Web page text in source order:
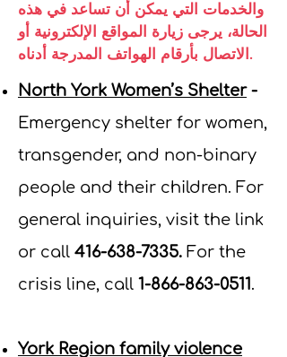
والخدمات التي يمكن أن تساعد في هذه
الحالة، يرجى زيارة المواقع الإلكترونية أو
الاتصال بأرقام الهواتف المدرجة أدناه.
North York Women’s Shelter-
Emergency shelter for women,
transgender, and non-binary
people and their children. For
general inquiries, visit the link
or call 416-638-7335. For the
crisis line, call 1-866-863-0511.
York Region family violence